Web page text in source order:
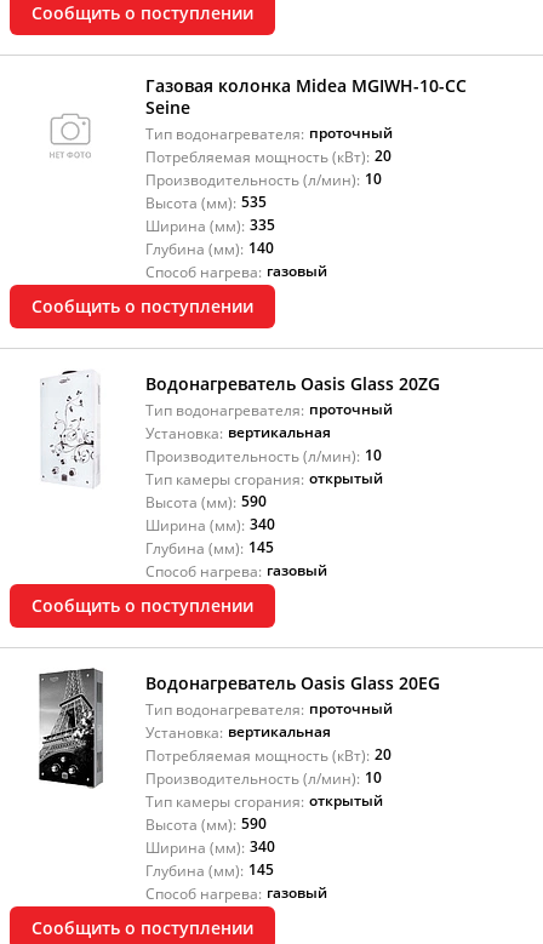
Сообщить о поступлении
Газовая колонка Midea MGIWH-10-CC
Seine
Тип водонагревателя: проточный
Потребляемая мощность (кВт): 20
Производительность (л/мин): 10
Высота (мм): 535
Ширина (мм): 335
Глубина (мм): 140
Способ нагрева: газовый
Сообщить о поступлении
Водонагреватель Oasis Glass 20ZG
Тип водонагревателя: проточный
Установка: вертикальная
Производительность (л/мин): 10
Тип камеры сгорания: открытый
Высота (мм): 590
Ширина (мм): 340
Глубина (мм): 145
Способ нагрева: газовый
Сообщить о поступлении
Водонагреватель Oasis Glass 20EG
Тип водонагревателя: проточный
Установка: вертикальная
Потребляемая мощность (кВт): 20
Производительность (л/мин): 10
Тип камеры сгорания: открытый
Высота (мм): 590
Ширина (мм): 340
Глубина (мм): 145
Способ нагрева: газовый
Сообщить о поступлении